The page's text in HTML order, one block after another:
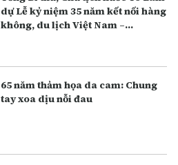
dự Lễ kỷ niệm 35 năm kết nối hàng
không, du lịch Việt Nam –
65 năm thảm họa da cam: Chung
tay xoa dịu nỗi đau